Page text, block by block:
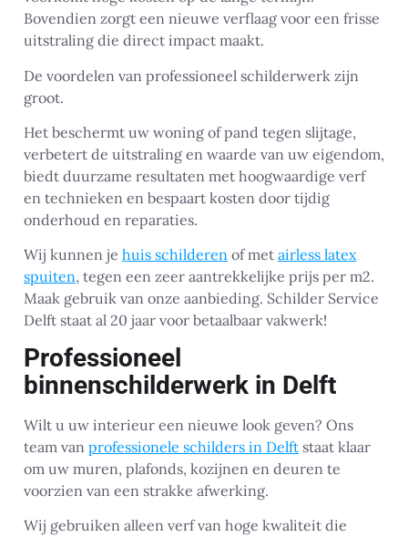
Bovendien zorgt een nieuwe verflaag voor een frisse
uitstraling die direct impact maakt.
De voordelen van professioneel schilderwerk zijn
groot.
Het beschermt uw woning of pand tegen slijtage,
verbetert de uitstraling en waarde van uw eigendom,
biedt duurzame resultaten met hoogwaardige verf
en technieken en bespaart kosten door tijdig
onderhoud en reparaties.
Wij kunnen je huis schilderen of met airless latex
spuiten, tegen een zeer aantrekkelijke prijs per m2.
Maak gebruik van onze aanbieding. Schilder Service
Delft staat al 20 jaar voor betaalbaar vakwerk!
Professioneel
binnenschilderwerk in Delft
Wilt u uw interieur een nieuwe look geven? Ons
team van professionele schilders in Delft staat klaar
om uw muren, plafonds, kozijnen en deuren te
voorzien van een strakke afwerking.
Wij gebruiken alleen verf van hoge kwaliteit die